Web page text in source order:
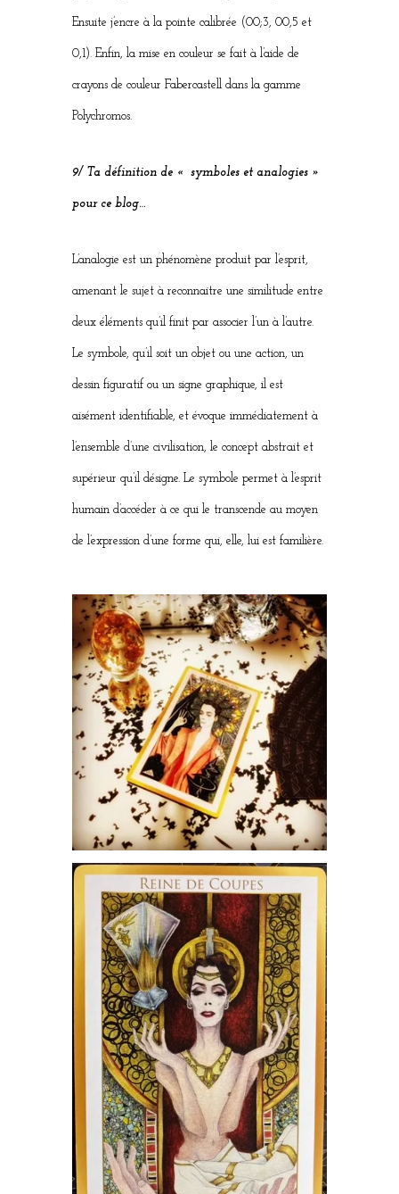
Ensuite j’encre à la pointe calibrée (00;3, 00,5 et
0,1). Enfin, la mise en couleur se fait à l’aide de
crayons de couleur Fabercastell dans la gamme
Polychromos.
9/ Ta définition de « symboles et analogies »
pour ce blog…
L’analogie est un phénomène produit par l’esprit,
amenant le sujet à reconnaitre une similitude entre
deux éléments qu’il finit par associer l’un à l’autre.
Le symbole, qu’il soit un objet ou une action, un
dessin figuratif ou un signe graphique, il est
aisément identifiable, et évoque immédiatement à
l’ensemble d’une civilisation, le concept abstrait et
supérieur qu’il désigne. Le symbole permet à l’esprit
humain d’accéder à ce qui le transcende au moyen
de l’expression d’une forme qui, elle, lui est familière.